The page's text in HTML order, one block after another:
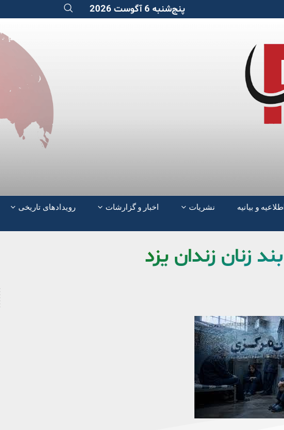
پنج‌شنبه 6 آگوست 2026
اطلاعیه و بیانیه نشریات اخبار و گزارشات رویدادهای تاریخی
زنان زندان یزد